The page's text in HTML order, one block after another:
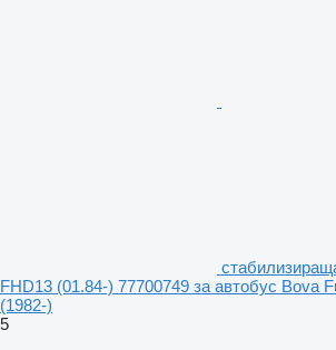
FHD13 (01.84-) 77700749 за автобус Bova
(1982-)
5